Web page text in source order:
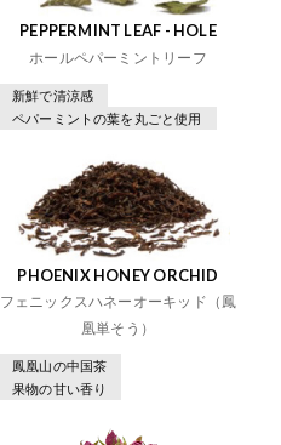
PEPPERMINT LEAF - HOLE
ホールペパーミントリーフ
新鮮で清涼感
ペパーミントの葉を丸ごと使用
PHOENIX HONEY ORCHID
フェニックスハネーオーキッド（鳳
凰単そう）
鳳凰山の中国茶
果物の甘い香り